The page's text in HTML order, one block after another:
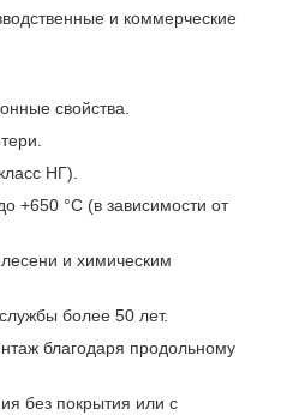
и коммерческие
свойства.
НГ).
+650 °C (в зависимости от
и химическим
более 50 лет.
благодаря продольному
без покрытия или с